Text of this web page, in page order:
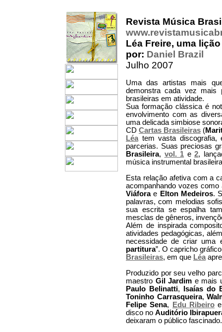
Revista Música
Léa Freire, uma
por: Daniel Brazil
Julho 2007
Uma das artistas mais
demonstra cada vez mais
brasileiras em atividade.
Sua formação clássica é
envolvimento com as
uma delicada simbiose
CD Cartas Brasileiras (
Léa tem vasta discografia,
parcerias. Suas preciosas
Brasileira, vol. 1 e2,
música instrumental
Esta relação afetiva com a
acompanhando vozes
Viáforae Elton Medeiros.
palavras, com melodias
sua escrita se espalha
mesclas de gêneros,
Além de inspirada
atividades pedagógicas,
necessidade de criar uma
partitura”. O capricho
Brasileiras, em que Léa
Produzido por seu velho
maestro Gil Jardim e mais
Paulo Belinatti,
Isaías do
Toninho Carrasqueira,
Felipe Sena, Edu Ribeiro
disco noAuditório
deixaram o público fascinado.